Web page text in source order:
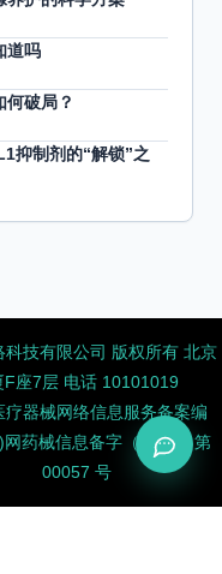
道吗
何破局？
抑制剂的“解锁”之
技有限公司 版权所有 北京
座7层 电话 10101019
疗器械网络信息服务备案编
网药械信息备字（2026）第
00057 号